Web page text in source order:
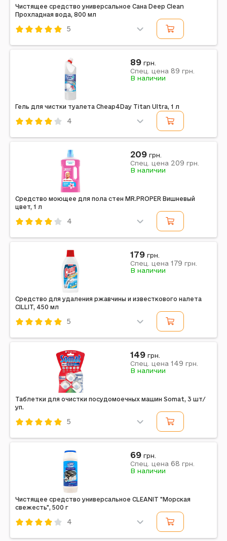
Чистящее средство универсальное Сана Deep Clean
Прохладная вода, 800 мл
5
Примечание: Страна происхождения: Украина |
Объем: 800 мл
Гель для чистки туалета Cheap4Day Titan Ultra, 1 л
4
Примечание: Страна происхождения: Украина |
Объем: 1 л | Срок годности: 36 месяцев
89 грн.
Спец. цена 89 грн.
В наличии
Средство моющее для пола стен MR.PROPER Вишневый
цвет, 1 л
4
Примечание: Страна происхождения: Италия Объем:
209 грн.
Спец. цена 209 грн.
В наличии
Средство для удаления ржавчины и известкового налета
CILLIT, 450 мл
5
Примечание: Комментарий | Не наносить на
чувствительные к кислотам поверхности (мрамор,
камень, некоторые виды эмали). В случае сомнений,
179 грн.
Спец. цена 179 грн.
В наличии
Таблетки для очистки посудомоечных машин Somat, 3 шт/
уп.
5
Примечание: Количество в упаковке, шт: 3 | Класс
средства: Безфосфатные | Страна производитель:
Германия | Назначение: Для чистки посудомоечных...
149 грн.
Спец. цена 149 грн.
В наличии
Чистящее средство универсальное CLEANIT "Морская
свежесть", 500 г
4
69 грн.
Спец. цена 68 грн.
В наличии